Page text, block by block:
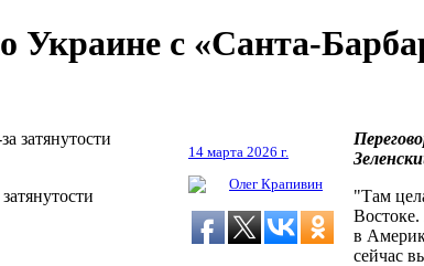
Украине с «Санта-
14 марта 2026 г.
Олег Крапивин
"Там
в
сейчас